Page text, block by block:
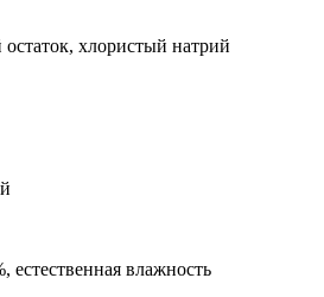
хлористый натрий
естественная влажность